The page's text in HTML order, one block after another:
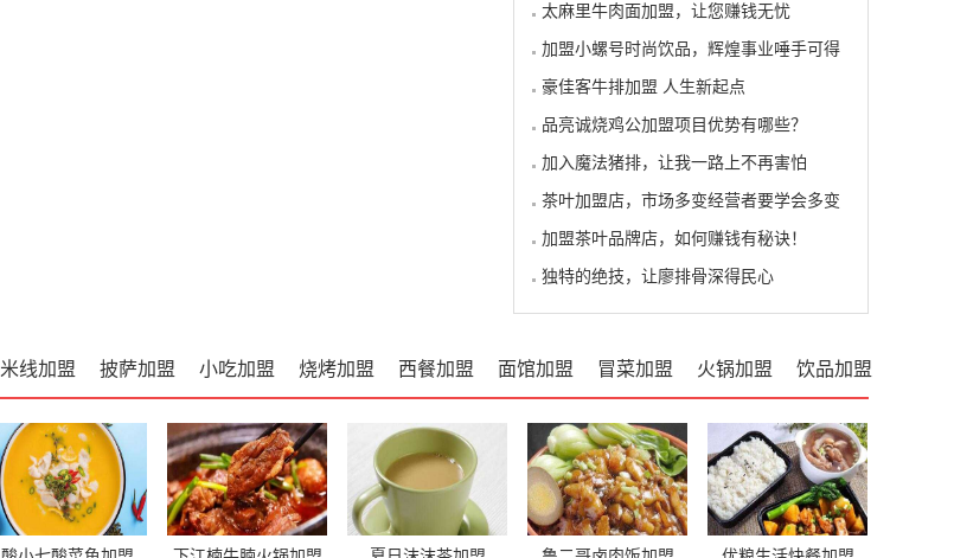
太麻里牛肉面加盟，让您赚钱无忧
加盟小螺号时尚饮品，辉煌事业唾手可得
豪佳客牛排加盟 人生新起点
品亮诚烧鸡公加盟项目优势有哪些？
加入魔法猪排，让我一路上不再害怕
茶叶加盟店，市场多变经营者要学会多变
加盟茶叶品牌店，如何赚钱有秘诀！
独特的绝技，让廖排骨深得民心
饮品加盟
火锅加盟
冒菜加盟
面馆加盟
西餐加盟
烧烤加盟
小吃加盟
披萨加盟
米线加盟